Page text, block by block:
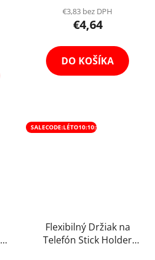
produktu
je
z
€3,83 bez DPH
€4,64
DO KOŠÍKA
SALECODE:LÉTO10:10:%
Flexibilný Držiak na
Telefón Stick Holder